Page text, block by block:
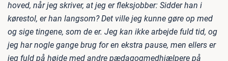
hoved, når jeg skriver, at jeg er fleksjobber: Sidder han i
kørestol, er han langsom? Det ville jeg kunne gøre op med
og sige tingene, som de er. Jeg kan ikke arbejde fuld tid, og
jeg har nogle gange brug for en ekstra pause, men ellers er
jeg fuld på højde med andre pædagogmedhjælpere på